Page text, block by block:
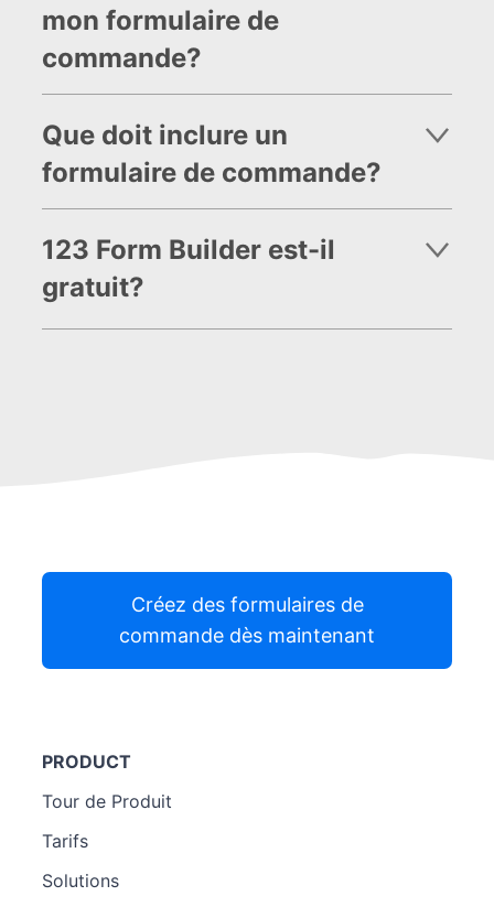
mon formulaire de
commande?
Que doit inclure un
formulaire de commande?
123 Form Builder est-il
gratuit?
Créez des formulaires de
commande dès maintenant
PRODUCT
Tour de Produit
Tarifs
Solutions